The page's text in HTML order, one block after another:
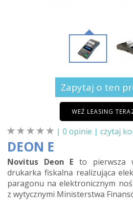
Zapytaj o ten
WEŹ LEASING
| 0 opinie | czytaj
DEON E
Novitus Deon E to pierwsza
drukarka fiskalna realizująca
paragonu na elektronicznym
z wytycznymi Ministerstwa